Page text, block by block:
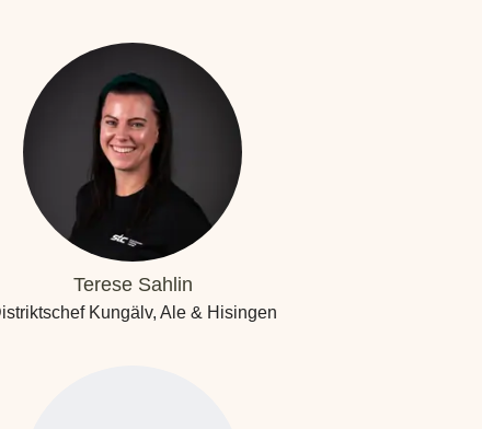
Terese Sahlin
Kungälv, Ale & Hisingen